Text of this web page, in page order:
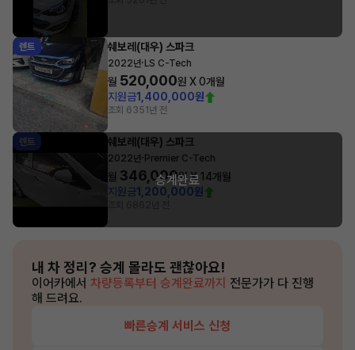
렌트 쉐보레(대우) 스파크
2022년· LS C-Tech
월 520,000원 X0개월
지원금1,400,000원
조회 6351년 전
렌트 쉐보레(대우) 스파크
2022년· Premier C-Tech
월 346,000원 X14개월
지원금1,200,000원
승계완료
내 차 정리? 승계 몰라도 괜찮아요!
이어카에서 차량등록부터 승계완료까지 전문가가 다 진행
해 드려요.
빠른승계 서비스 신청